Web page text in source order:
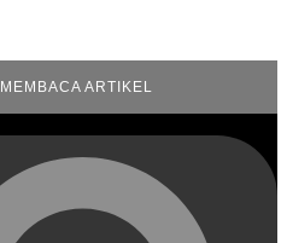
ARTIKEL